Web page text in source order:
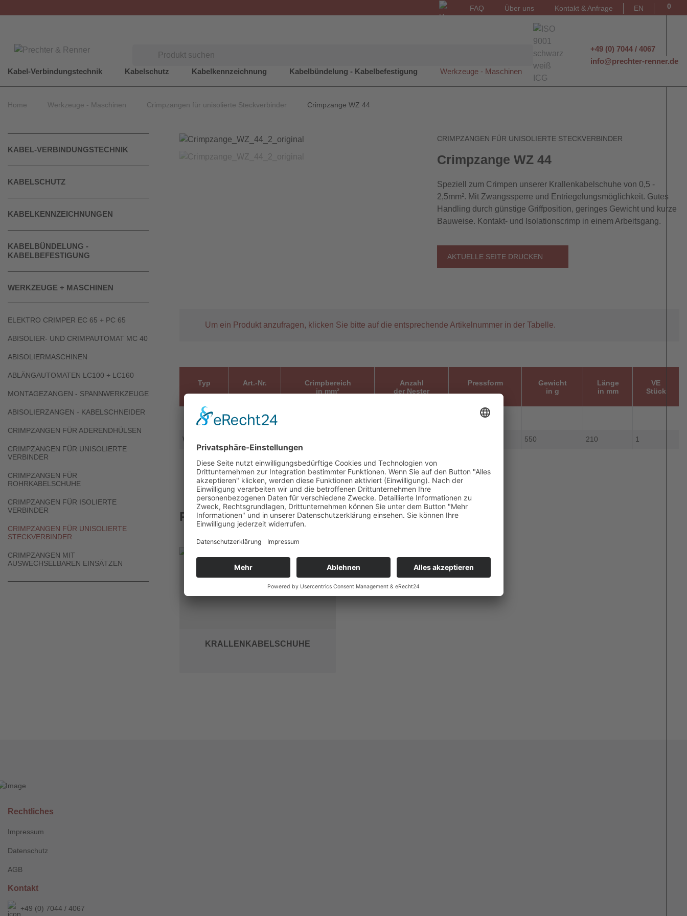
FAQ Über uns Kontakt & Anfrage EN 0
Suchen
+49 (0) 7044 / 4067
info@prechter-renner.de
Kabel-Verbindungstechnik
Kabelschutz Kabelkennzeichnung Kabelbündelung - Kabelbefestigung Werkzeuge - Maschinen
Home Werkzeuge - Maschinen Crimpzangen für unisolierte Steckverbinder Crimpzange WZ 44
KABEL-VERBINDUNGSTECHNIK
KABELSCHUTZ
KABELKENNZEICHNUNGEN
KABELBÜNDELUNG -
KABELBEFESTIGUNG
WERKZEUGE + MASCHINEN
ELEKTRO CRIMPER EC 65 + PC 65
ABISOLIER- UND CRIMPAUTOMAT MC 40
ABISOLIERMASCHINEN
ABLÄNGAUTOMATEN LC100 + LC160
MONTAGEZANGEN - SPANNWERKZEUGE
ABISOLIERZANGEN - KABELSCHNEIDER
CRIMPZANGEN FÜR ADERENDHÜLSEN
CRIMPZANGEN FÜR UNISOLIERTE
VERBINDER
CRIMPZANGEN FÜR
ROHRKABELSCHUHE
CRIMPZANGEN FÜR ISOLIERTE
VERBINDER
CRIMPZANGEN FÜR UNISOLIERTE
STECKVERBINDER
CRIMPZANGEN MIT
AUSWECHSELBAREN EINSÄTZEN
CRIMPZANGEN FÜR UNISOLIERTE STECKVERBINDER
Crimpzange WZ 44
Speziell zum Crimpen unserer Krallenkabelschuhe von 0,5 -
2,5mm². Mit Zwangssperre und Entriegelungsmöglichkeit. Gutes
Handling durch günstige Griffposition, geringes Gewicht und kurze
Bauweise. Kontakt- und Isolationscrimp in einem Arbeitsgang.
AKTUELLE SEITE DRUCKEN
Um ein Produkt anzufragen, klicken Sie bitte auf die entsprechende Artikelnummer in der Tabelle.
Typ Art.-Nr.
Crimpbereich
in mm²
Anzahl
der Nester
Pressform
Gewicht
in g
Länge
in mm
VE
Stück
WZ 44 550 210 1
PASSENDE ARTIKEL FÜR DIESES PRODUKT
KRALLENKABELSCHUHE
Rechtliches
Impressum
Datenschutz
AGB
Kontakt
+49 (0) 7044 / 4067